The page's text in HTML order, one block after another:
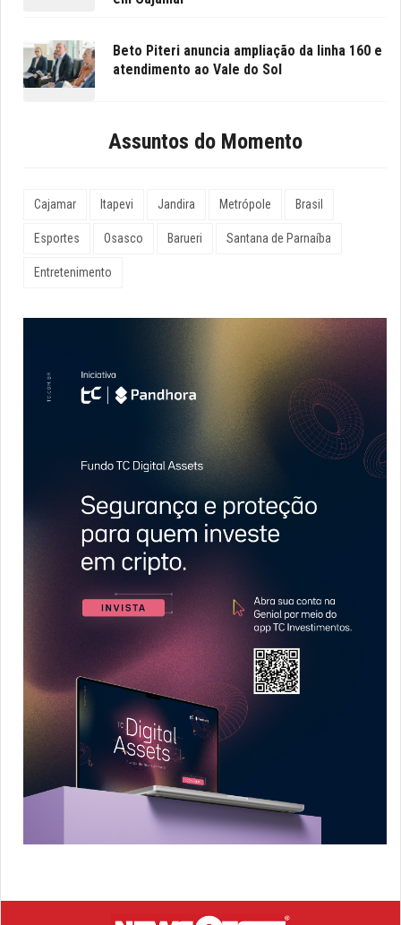
Beto Piteri anuncia ampliação da linha 160 e
atendimento ao Vale do Sol
Assuntos do Momento
Cajamar Itapevi Jandira Metrópole Brasil
Esportes Osasco Barueri Santana de Parnaíba
Entretenimento